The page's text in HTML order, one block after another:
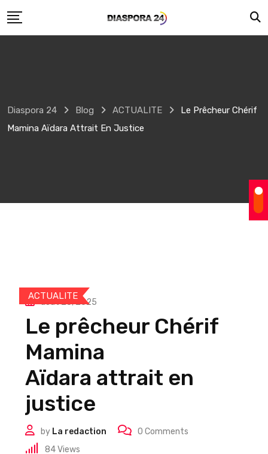
to
Diaspora 24 Blog ACTUALITE
Le Prêcheur Chérif
Mamina Aïdara Attrait En Justice
ACTUALITE
août 20, 2025
Le prêcheur Chérif
Mamina
Aïdara attrait en
justice
by La redaction 0 Comments
84Views